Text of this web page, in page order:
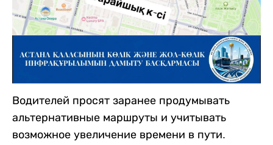
Водителей просят заранее продумывать
альтернативные маршруты и учитывать
возможное увеличение времени в пути.